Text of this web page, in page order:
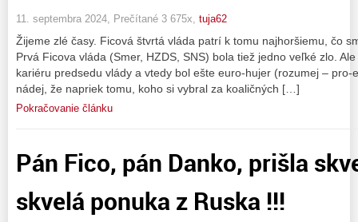
11. septembra 2024, Prečítané 3 675x, tuja62
Žijeme zlé časy. Ficová štvrtá vláda patrí k tomu najhoršiemu, čo
Prvá Ficova vláda (Smer, HZDS, SNS) bola tiež jedno veľké zlo.
kariéru predsedu vlády a vtedy bol ešte euro-hujer (rozumej – pro-
nádej, že napriek tomu, koho si vybral za koaličných […]
Pokračovanie článku
Pán Fico, pán Danko, prišla
skvelá ponuka z Ruska !!!